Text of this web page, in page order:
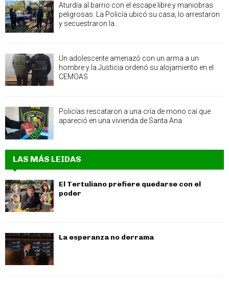
Aturdía al barrio con el escape libre y maniobras
peligrosas: La Policía ubicó su casa, lo arrestaron
y secuestraron la...
Un adolescente amenazó con un arma a un
hombre y la Justicia ordenó su alojamiento en el
CEMOAS
Policías rescataron a una cría de mono caí que
apareció en una vivienda de Santa Ana
LAS MÁS LEIDAS
El Tertuliano prefiere quedarse con el
poder
La esperanza no derrama